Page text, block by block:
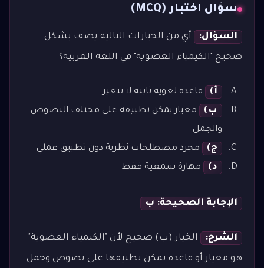
سؤال اختبار (MCQ)
السؤال: أي من الخيارات التالية يصف بشكل
صحيح "الكيمياء العضوية" في اللغة العربية؟
أ)
قاعدة لغوية ثابتة لا تتغير
ب)
معيار يمكن تطبيقه على مختلف النصوص
والجمل
ج)
مجرد مصطلحات نظرية دون تطبيق عملي
د)
مهارة سمعية فقط
الإجابة الصحيحة: ب
الشرح: الخيار (ب) صحيح لأن "الكيمياء العضوية"
هو معيار أو قاعدة يمكن تطبيقها على نصوص وجمل